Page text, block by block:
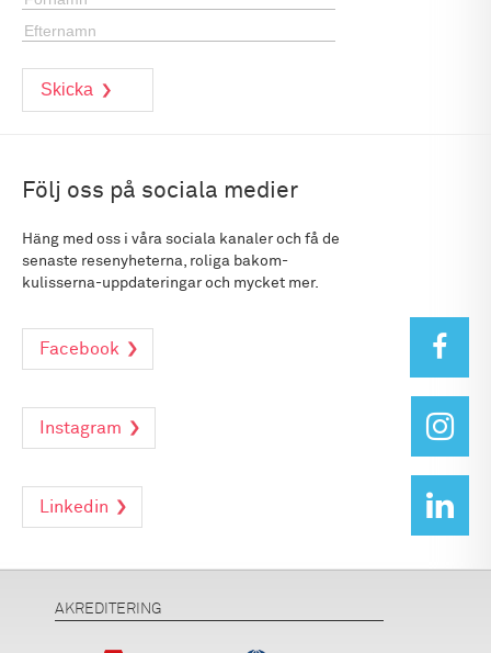
Följ oss på sociala medier
Häng med oss i våra sociala kanaler och få de
senaste resenyheterna, roliga bakom-
kulisserna-uppdateringar och mycket mer.
Facebook
Instagram
Linkedin
AKREDITERING